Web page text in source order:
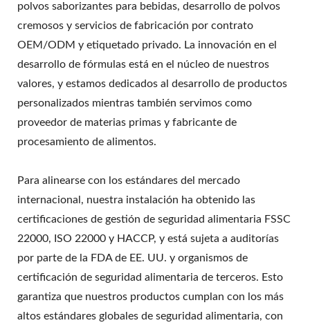
polvos saborizantes para bebidas, desarrollo de polvos
cremosos y servicios de fabricación por contrato
OEM/ODM y etiquetado privado. La innovación en el
desarrollo de fórmulas está en el núcleo de nuestros
valores, y estamos dedicados al desarrollo de productos
personalizados mientras también servimos como
proveedor de materias primas y fabricante de
procesamiento de alimentos.
Para alinearse con los estándares del mercado
internacional, nuestra instalación ha obtenido las
certificaciones de gestión de seguridad alimentaria FSSC
22000, ISO 22000 y HACCP, y está sujeta a auditorías
por parte de la FDA de EE. UU. y organismos de
certificación de seguridad alimentaria de terceros. Esto
garantiza que nuestros productos cumplan con los más
altos estándares globales de seguridad alimentaria, con